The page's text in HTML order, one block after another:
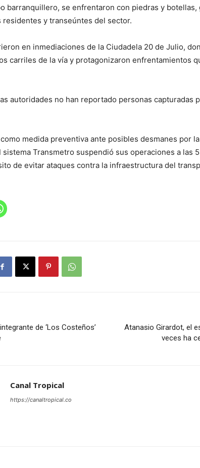
barranquillero, se enfrentaron con piedras y botellas,
y transeúntes del sector.
en inmediaciones de la Ciudadela 20 de Julio,
carriles de la vía y protagonizaron enfrentamientos
autoridades no han reportado personas capturadas
medida preventiva ante posibles desmanes por
sistema Transmetro suspendió sus operaciones a las
de evitar ataques contra la infraestructura del
de ‘Los Costeños’
Atanasio Girardot, el
veces ha
Canal Tropical
https://canaltropical.co